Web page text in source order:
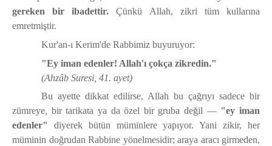
gereken bir ibadettir. Çünkü Allah, zikri tüm kullarına
emretmiştir.
Kur'an-ı Kerim'de Rabbimiz buyuruyor:
"Ey iman edenler! Allah'ı çokça zikredin."
(Ahzâb Suresi, 41. ayet)
Bu ayette dikkat edilirse, Allah bu çağrıyı sadece bir
zümreye, bir tarikata ya da özel bir gruba değil — "ey iman
edenler"
diyerek bütün müminlere yapıyor. Yani zikir, her
müminin doğrudan Rabbine yönelmesidir; araya aracı girmeden,